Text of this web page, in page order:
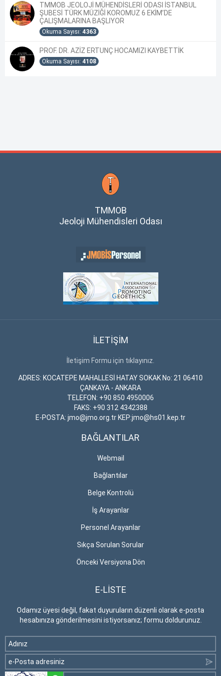
TMMOB JEOLOJİ MÜHENDİSLERİ ODASI İSTANBUL
ŞUBESİ TÜRK MÜZİĞİ KOROMUZ 6 EKİM’DE
ÇALIŞMALARINA BAŞLIYOR
Okuma Sayısı: 4363
PROF. DR. AZİZ ERTUNÇ HOCAMIZI KAYBETTİK
Okuma Sayısı: 4108
TMMOB
Jeoloji Mühendisleri Odası
İLETİŞİM
İletişim Formu için tıklayınız.
ADRES: KOCATEPE MAHALLESİ HATAY SOKAK No: 21 06410
ÇANKAYA - ANKARA
TELEFON: +90 850 4950006
FAKS: +90 312 4342388
E-POSTA: jmo@jmo.org.tr KEP:jmo@hs01.kep.tr
BAĞLANTILAR
Webmail
Bağlantılar
Belge Kontrolü
İş Arayanlar
Personel Arayanlar
Sıkça Sorulan Sorular
Önceki Versiyona Dön
E-LİSTE
Odamız üyesi değil, fakat duyuruların düzenli olarak e-posta
hesabınıza gönderilmesini istiyorsanız; formu doldurunuz.